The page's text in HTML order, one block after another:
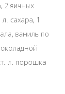
2 яичных
сахара, 1
ваниль по
л. порошка